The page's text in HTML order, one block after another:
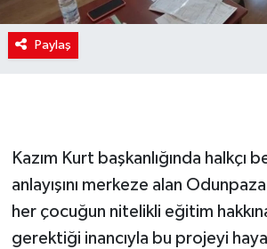
Paylaş
Kazım Kurt başkanlığında halkçı
anlayışını merkeze alan
her çocuğun nitelikli eğitim
gerektiği inancıyla bu projeyi